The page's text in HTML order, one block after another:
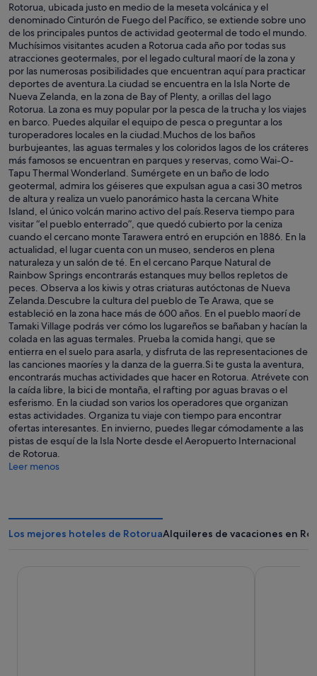
Rotorua, ubicada justo en medio de la meseta volcánica y el
denominado Cinturón de Fuego del Pacífico, se extiende sobre uno
de los principales puntos de actividad geotermal de todo el mundo.
Muchísimos visitantes acuden a Rotorua cada año por todas sus
atracciones geotermales, por el legado cultural maorí de la zona y
por las numerosas posibilidades que encuentran aquí para practicar
deportes de aventura.La ciudad se encuentra en la Isla Norte de
Nueva Zelanda, en la zona de Bay of Plenty, a orillas del lago
Rotorua. La zona es muy popular por la pesca de la trucha y los viajes
en barco. Puedes alquilar el equipo de pesca o preguntar a los
turoperadores locales en la ciudad.Muchos de los baños
burbujeantes, las aguas termales y los coloridos lagos de los cráteres
más famosos se encuentran en parques y reservas, como Wai-O-
Tapu Thermal Wonderland. Sumérgete en un baño de lodo
geotermal, admira los géiseres que expulsan agua a casi 30 metros
de altura y realiza un vuelo panorámico hasta la cercana White
Island, el único volcán marino activo del país.Reserva tiempo para
visitar “el pueblo enterrado”, que quedó cubierto por la ceniza
cuando el cercano monte Tarawera entró en erupción en 1886. En la
actualidad, el lugar cuenta con un museo, senderos en plena
naturaleza y un salón de té. En el cercano Parque Natural de
Rainbow Springs encontrarás estanques muy bellos repletos de
peces. Observa a los kiwis y otras criaturas autóctonas de Nueva
Zelanda.Descubre la cultura del pueblo de Te Arawa, que se
estableció en la zona hace más de 600 años. En el pueblo maorí de
Tamaki Village podrás ver cómo los lugareños se bañaban y hacían la
colada en las aguas termales. Prueba la comida hangi, que se
entierra en el suelo para asarla, y disfruta de las representaciones de
las canciones maoríes y la danza de la guerra.Si te gusta la aventura,
encontrarás muchas actividades que hacer en Rotorua. Atrévete con
la caída libre, la bici de montaña, el rafting por aguas bravas o el
esferismo. En la ciudad son varios los operadores que organizan
estas actividades. Organiza tu viaje con tiempo para encontrar
ofertas interesantes. En invierno, puedes llegar cómodamente a las
pistas de esquí de la Isla Norte desde el Aeropuerto Internacional
de Rotorua.
Leer menos
Los mejores hoteles de RotoruaAlquileres de vacaciones en